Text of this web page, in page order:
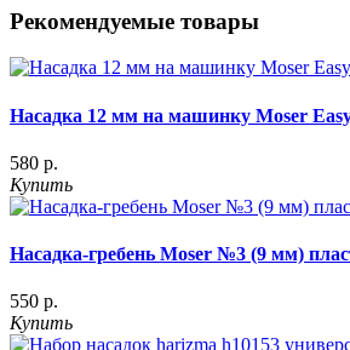
Рекомендуемые товары
Насадка 12 мм на машинку Moser
580 р.
Купить
Насадка-гребень Moser №3 (9 мм)
550 р.
Купить